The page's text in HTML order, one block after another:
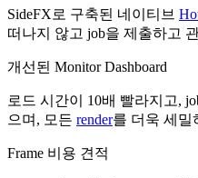
SideFX로 구축된 네이티브
떠나지 않고 job을 제출하고
개선된 Monitor Dashboard
로드 시간이 10배 빨라지고,
으며, 모든 render를 더욱 세밀
Frame 비용 견적